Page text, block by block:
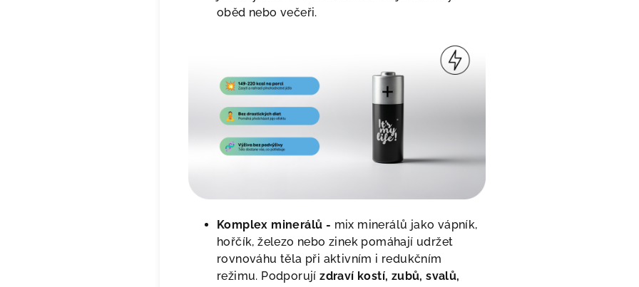
oběd nebo večeři.
Komplex minerálů - mix minerálů jako vápník,
hořčík, železo nebo zinek pomáhají udržet
rovnováhu těla při aktivním i redukčním
režimu. Podporujízdraví kostí, zubů, svalů,